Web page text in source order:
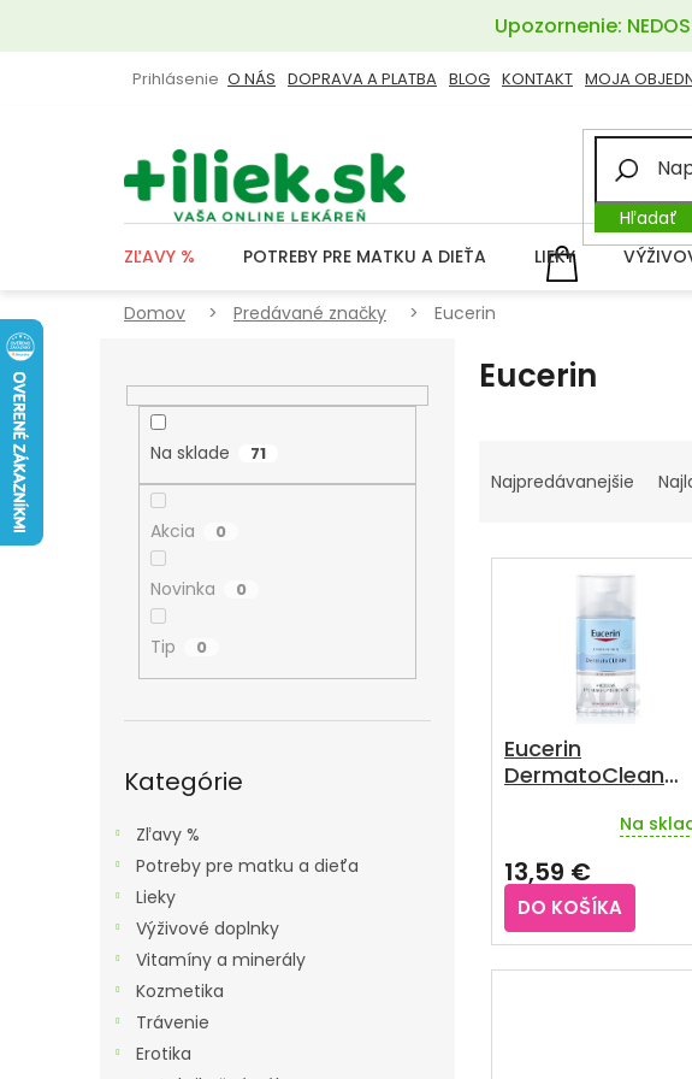
obsah
Upozornenie:
O NÁS DOPRAVA A PLATBA BLOG KONTAKT MOJA
Prihlásenie
Hľadať
NÁKUPNÝ
KOŠÍK
ZĽAVY % POTREBY PRE MATKU A DIEŤA LIEKY
Domov Predávané značky Eucerin
Na sklade 71
Akcia 0
Novinka 0
Tip 0
kategórie
Kategórie
Zľavy %
Potreby pre matku a dieťa
Lieky
Výživové doplnky
Vitamíny a minerály
Kozmetika
Trávenie
Erotika
Eucerin
A
E
V
Najpredávanejšie
V
O
V
Eucerin
DermatoClean
citlivá pleť 125ml
Na
13,59 €
DO KOŠÍKA